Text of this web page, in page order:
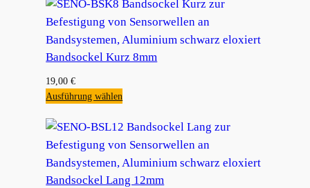
Bandsockel Kurz 8mm
19,00€
Ausführung wählen
Bandsockel Lang 12mm